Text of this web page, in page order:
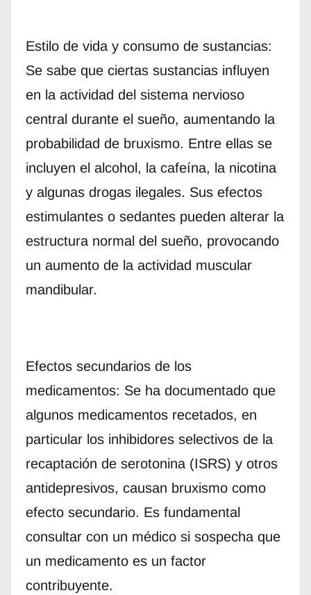
Estilo de vida y consumo de sustancias:
Se sabe que ciertas sustancias influyen
en la actividad del sistema nervioso
central durante el sueño, aumentando la
probabilidad de bruxismo. Entre ellas se
incluyen el alcohol, la cafeína, la nicotina
y algunas drogas ilegales. Sus efectos
estimulantes o sedantes pueden alterar la
estructura normal del sueño, provocando
un aumento de la actividad muscular
mandibular.
Efectos secundarios de los
medicamentos: Se ha documentado que
algunos medicamentos recetados, en
particular los inhibidores selectivos de la
recaptación de serotonina (ISRS) y otros
antidepresivos, causan bruxismo como
efecto secundario. Es fundamental
consultar con un médico si sospecha que
un medicamento es un factor
contribuyente.